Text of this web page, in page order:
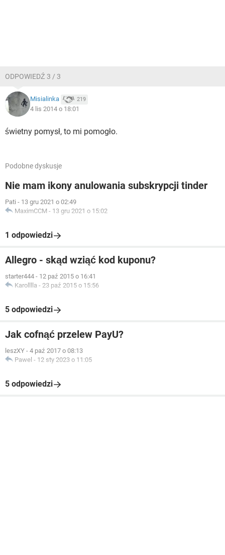
ODPOWIEDŹ 3 / 3
Misialinka 219
4 lis 2014 o 18:01
świetny pomysł, to mi pomogło.
Podobne dyskusje
Nie mam ikony anulowania subskrypcji tinder
Pati - 13 gru 2021 o 02:49
MaximCCM - 13 gru 2021 o 15:02
1 odpowiedzi
Allegro - skąd wziąć kod kuponu?
starter444 - 12 paź 2015 o 16:41
Karolllla - 23 paź 2015 o 15:56
5 odpowiedzi
Jak cofnąć przelew PayU?
leszXY - 4 paź 2017 o 08:13
Pawel - 12 sty 2023 o 11:05
5 odpowiedzi